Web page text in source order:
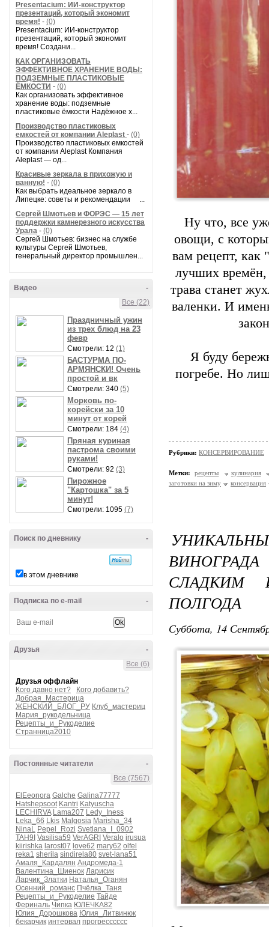
Presentacium: ИИ‑конструктор
презентаций, который экономит
время! - (0)
Presentacium: ИИ‑конструктор
презентаций, который экономит
время! Создани...
КАК ОРГАНИЗОВАТЬ
ЭФФЕКТИВНОЕ ХРАНЕНИЕ ВОДЫ:
ПОДЗЕМНЫЕ ПЛАСТИКОВЫЕ
ЁМКОСТИ - (0)
Как организовать эффективное
хранение воды: подземные
пластиковые ёмкости Надёжное х...
Производство пластиковых
емкостей от компании Aleplast - (0)
Производство пластиковых емкостей
от компании Aleplast Компания
Aleplast — од...
Красивые зеркала в прихожую и
ванную! - (0)
Как выбрать идеальное зеркало в
Липецке: советы и рекомендации ...
Сергей Шмотьев и ФОРЭС — 15 лет
поддержки камнерезного искусства
Урала - (0)
Сергей Шмотьев: бизнес на службе
культуры Сергей Шмотьев,
генеральный директор промышлен...
-
Видео
Все (22)
Праздничный ужин
из трех блюд на 23
февр
Смотрели: 12 (1)
БАСТУРМА ПО-
АРМЯНСКИ! Очень
простой и вк
Смотрели: 340 (5)
Морковь по-
корейски за 10
минут от корей
Смотрели: 184 (4)
Пряная куриная
пастрома своими
руками!
Смотрели: 92 (3)
Пирожное
"Картошка" за 5
минут!
Смотрели: 1095 (7)
-
Поиск по дневнику
в этом дневнике
-
Подписка по e-mail
-
Друзья
Все (6)
Друзья оффлайн
Кого давно нет?
Кого добавить?
Добрая_Мастерица
ЖЕНСКИЙ_БЛОГ_РУ Клуб_мастериц
Мария_рукодельница
Рецепты_и_Рукоделие
Странница2010
-
Постоянные читатели
Все (7567)
ElEeonora Galche Galina77777
Hatshepsoot Kantri Katyuscha
LECHIRVA Lama207 Ledy_Iness
Leka_66 Lkis Malgosia Marisha_34
NinaL Pepel_Rozi Svetlana_I_0902
TAH9I Vasilisa59 VerAGRI Veralo irusua
kiirishka larost07 love62 mary62 olfel
reka1 sherila sindirela80 svet-lana51
Амаля_Кардалян Андромеда-1
Валентина_Шиенок Ларисик
Ларчик_Златки Наталья_Оганян
Осенний_романс Пчёлка_Таня
Рецепты_и_Рукоделие Тайде
Фериналь Чипка ЮЛЕЧКА82
Юлия_Дорошкова Юлия_Литвинюк
бекарчик интервал прогресссссс
Ну что, все
овощи, с
вам рецепт, как
лучших времён,
трава станет
валенки. И
Я буду
погребе. Но
Рубрики: КОНСЕРВИРОВАНИЕ
Метки: рецепты
кулинария
заготовки на зиму
консервация
СЛАДКИМ
ПОЛГОДА
Суббота, 14